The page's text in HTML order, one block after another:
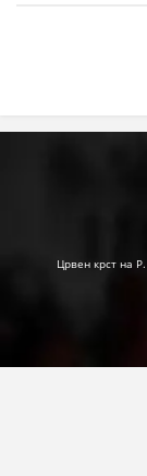
Црвен крст на